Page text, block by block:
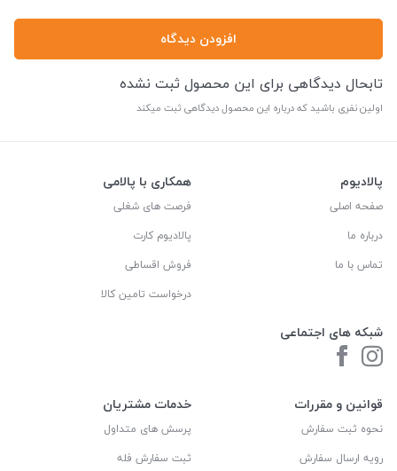
افزودن دیدگاه
تابحال دیدگاهی برای این محصول ثبت نشده
اولین نفری باشید که درباره این محصول دیدگاهی ثبت میکند
پالادیوم
صفحه اصلی
درباره ما
تماس با ما
شبکه های اجتماعی
همکاری با پالامی
فرصت های شغلی
پالادیوم کارت
فروش اقساطی
درخواست تامین کالا
قوانین و مقررات
نحوه ثبت سفارش
رویه ارسال سفارش
خدمات مشتریان
پرسش های متداول
ثبت سفارش فله